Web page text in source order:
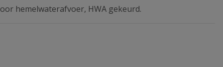
hemelwaterafvoer, HWA gekeurd.